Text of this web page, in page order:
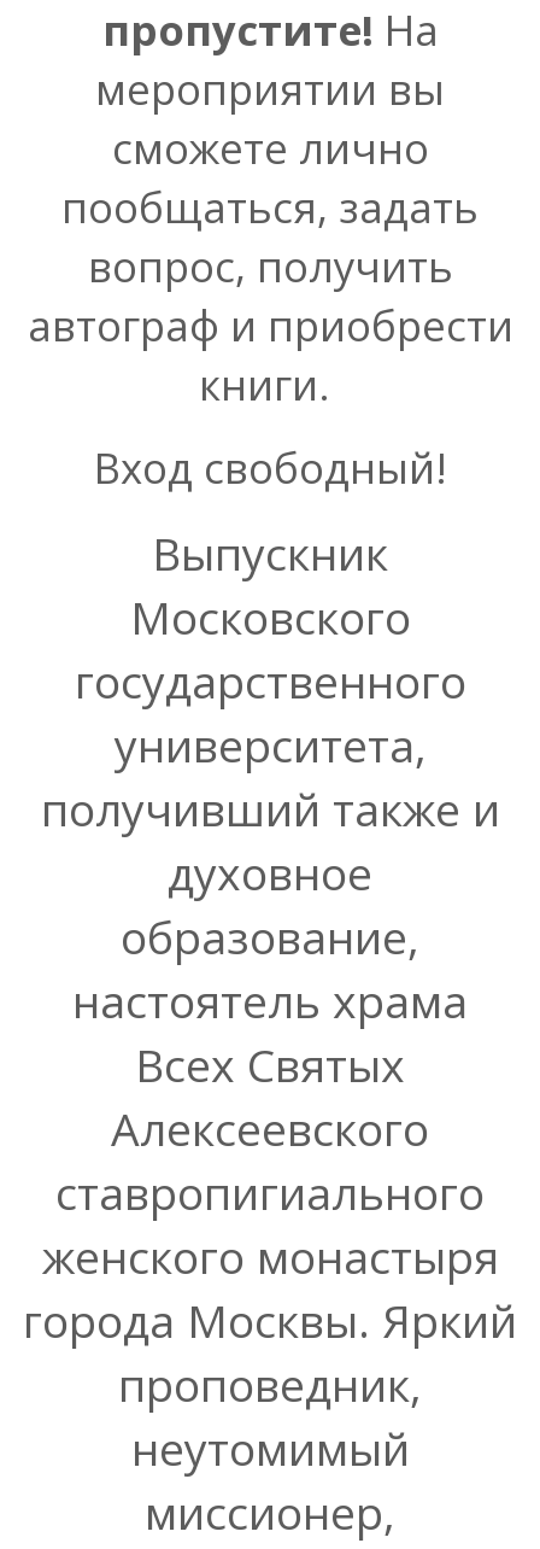
пропустите! На
мероприятии вы
сможете лично
пообщаться, задать
вопрос, получить
автограф и приобрести
книги.
Вход свободный!
Выпускник
Московского
государственного
университета,
получивший также и
духовное
образование,
настоятель храма
Всех Святых
Алексеевского
ставропигиального
женского монастыря
города Москвы. Яркий
проповедник,
неутомимый
миссионер,